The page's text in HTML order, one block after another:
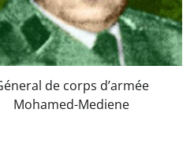
de corps d’armée
Mohamed-Mediene